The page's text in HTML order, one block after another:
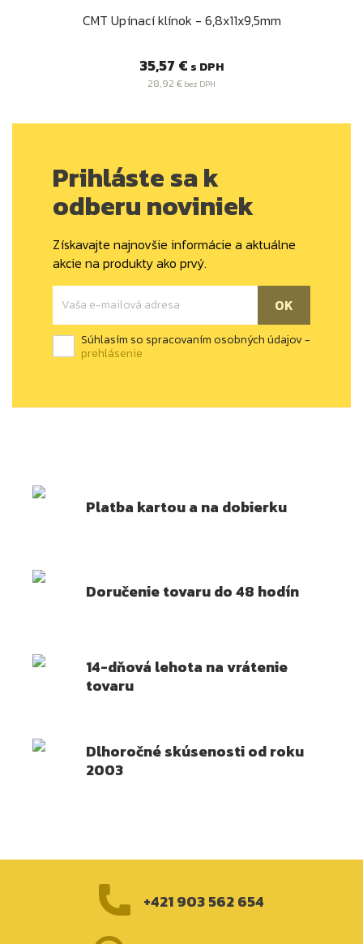
CMT Upínací klínok - 6,8x11x9,5mm
Cena
35,57 € s DPH
28,92 € bez DPH
Prihláste sa k
odberu noviniek
Získavajte najnovšie informácie a aktuálne
akcie na produkty ako prvý.
Súhlasím so spracovaním osobných údajov -
prehlásenie
Platba kartou a na dobierku
Doručenie tovaru do 48 hodín
14-dňová lehota na vrátenie
tovaru
Dlhoročné skúsenosti od roku
2003
+421 903 562 654